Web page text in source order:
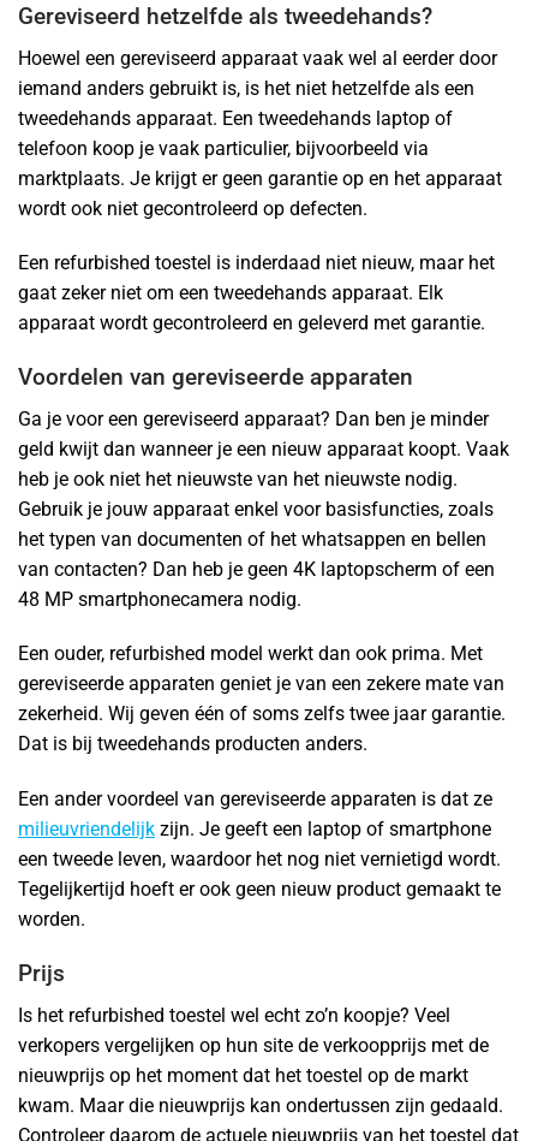
Gereviseerd hetzelfde als tweedehands?
Hoewel een gereviseerd apparaat vaak wel al eerder door
iemand anders gebruikt is, is het niet hetzelfde als een
tweedehands apparaat. Een tweedehands laptop of
telefoon koop je vaak particulier, bijvoorbeeld via
marktplaats. Je krijgt er geen garantie op en het apparaat
wordt ook niet gecontroleerd op defecten.
Een refurbished toestel is inderdaad niet nieuw, maar het
gaat zeker niet om een tweedehands apparaat. Elk
apparaat wordt gecontroleerd en geleverd met garantie.
Voordelen van gereviseerde apparaten
Ga je voor een gereviseerd apparaat? Dan ben je minder
geld kwijt dan wanneer je een nieuw apparaat koopt. Vaak
heb je ook niet het nieuwste van het nieuwste nodig.
Gebruik je jouw apparaat enkel voor basisfuncties, zoals
het typen van documenten of het whatsappen en bellen
van contacten? Dan heb je geen 4K laptopscherm of een
48 MP smartphonecamera nodig.
Een ouder, refurbished model werkt dan ook prima. Met
gereviseerde apparaten geniet je van een zekere mate van
zekerheid. Wij geven één of soms zelfs twee jaar garantie.
Dat is bij tweedehands producten anders.
Een ander voordeel van gereviseerde apparaten is dat ze
milieuvriendelijk zijn. Je geeft een laptop of smartphone
een tweede leven, waardoor het nog niet vernietigd wordt.
Tegelijkertijd hoeft er ook geen nieuw product gemaakt te
worden.
Prijs
Is het refurbished toestel wel echt zo’n koopje? Veel
verkopers vergelijken op hun site de verkoopprijs met de
nieuwprijs op het moment dat het toestel op de markt
kwam. Maar die nieuwprijs kan ondertussen zijn gedaald.
Controleer daarom de actuele nieuwprijs van het toestel dat